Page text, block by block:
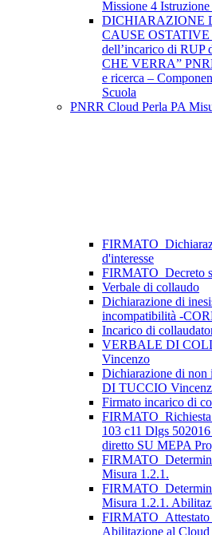
Missione 4
DICHIARAZIONE
CAUSE OSTATIVE
dell’incarico di RUP
CHE VERRA”
e ricerca –
Scuola
PNRR Cloud Perla PA
d'interesse
FIRMATO_Decreto
Verbale di collaudo
Dichiarazione di
incompatibilità -
Incarico di
VERBALE DI
Vincenzo
Dichiarazione di non
DI TUCCIO
Firmato incarico di
103 c11 Dlgs
diretto SU MEPA
Misura 1.2.1.
Misura 1.2.1.
FIRMATO_Attestato
Abilitazione al